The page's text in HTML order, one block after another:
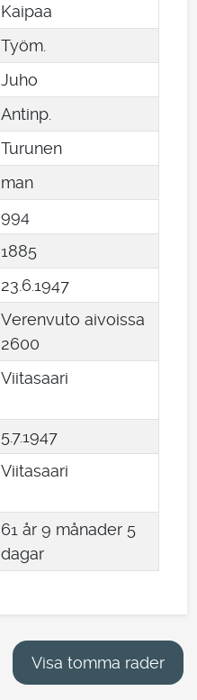
Kaipaa
Työm.
Juho
Antinp.
Turunen
man
994
1885
23 61947
Verenvuto aivoissa
2600
Viitasaari
5.7.1947
Viitasaari
61 år 9 månader 5
dagar
Visa tomma rader